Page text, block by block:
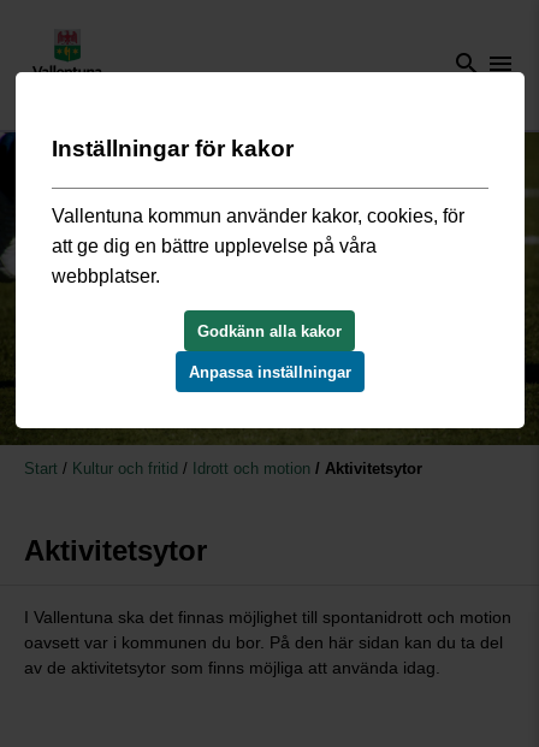
search menu
Start / Kultur och fritid / Idrott och motion / Aktivitetsytor
Aktivitetsytor
I Vallentuna ska det finnas möjlighet till spontanidrott och motion
oavsett var i kommunen du bor. På den här sidan kan du ta del
av de aktivitetsytor som finns möjliga att använda idag.
Inställningar för kakor
Vallentuna kommun använder kakor, cookies, för
att ge dig en bättre upplevelse på våra
webbplatser.
Godkänn alla kakor
Anpassa inställningar